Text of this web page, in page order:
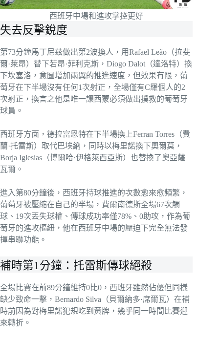
西班牙中場和進攻掌控更好
失去反擊銳度
第73分鐘馬丁尼茲做出第2波換人，用Rafael Leão（拉斐
爾·萊昂）替下若昂·菲利克斯，Diogo Dalot（達洛特）換
下坎塞洛，意圖增加兩翼的推進速度，但效果有限，葡
萄牙在下半場沒有任何1次射正，全場僅有C羅個人的2
次射正，換言之他是唯一讓西蒙必須做出撲救的葡萄牙
球員。
西班牙方面，德拉富恩特在下半場換上Ferran Torres（費
蘭·托雷斯）取代巴埃納，同時以梅里諾換下奧爾莫，
Borja Iglesias（博爾哈·伊格萊西亞斯）也替換了奧亞薩
瓦爾。
進入第80分鐘後，西班牙持球推進的次數愈來愈頻繁，
葡萄牙被壓縮在自己的半場，費爾南德斯全場67次觸
球、19次丟失球權、傳球成功率僅78%、0助攻，作為葡
萄牙的進攻樞紐，他在西班牙中場的壓迫下完全無法發
揮串聯功能。
補時第1分鐘：托雷斯傳球絕殺
全場比賽在前89分鐘維持0比0，西班牙雖然佔優但同樣
缺少致命一擊，Bernardo Silva（貝爾納多·席爾瓦）在補
時前因為對梅里諾犯規吃到黃牌，幾乎同一時間比賽迎
來轉折。